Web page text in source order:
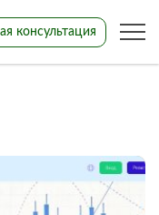
консультация